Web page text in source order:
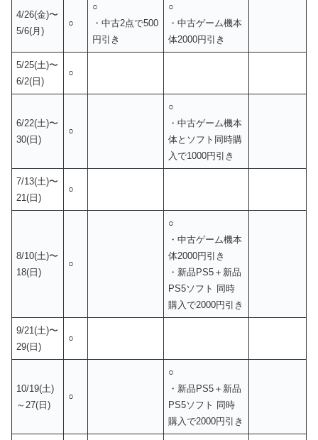
4/26(金)〜
5/6(月)
○
○
・中古2点で500
円引き
○
・中古ゲーム機本
体2000円引き
5/25(土)〜
6/2(日)
○
6/22(土)〜
30(日)
○
○
・中古ゲーム機本
体とソフト同時購
入で1000円引き
7/13(土)〜
21(日)
○
8/10(土)〜
18(日)
○
○
・中古ゲーム機本
体2000円引き
・新品PS5＋新品
PS5ソフト 同時
購入で2000円引き
9/21(土)〜
29(日)
○
10/19(土)
～27(日)
○
○
・新品PS5＋新品
PS5ソフト 同時
購入で2000円引き